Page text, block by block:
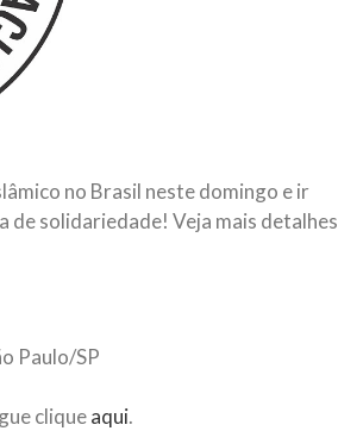
no Brasil neste domingo e ir
de solidariedade! Veja mais detalhes
Paulo/SP
cliqueaqui.